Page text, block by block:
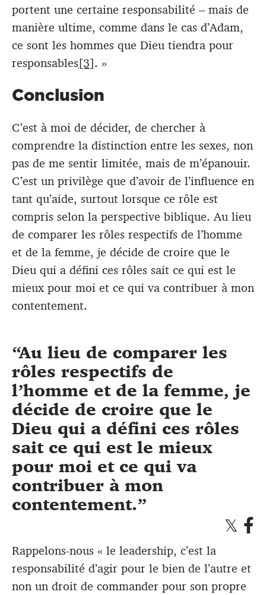
portent une certaine responsabilité – mais de
manière ultime, comme dans le cas d’Adam,
ce sont les hommes que Dieu tiendra pour
responsables[3]. »
Conclusion
C’est à moi de décider, de chercher à
comprendre la distinction entre les sexes, non
pas de me sentir limitée, mais de m’épanouir.
C’est un privilège que d’avoir de l’influence en
tant qu’aide, surtout lorsque ce rôle est
compris selon la perspective biblique. Au lieu
de comparer les rôles respectifs de l’homme
et de la femme, je décide de croire que le
Dieu qui a défini ces rôles sait ce qui est le
mieux pour moi et ce qui va contribuer à mon
contentement.
Au lieu de comparer les
rôles respectifs de
l’homme et de la femme, je
décide de croire que le
Dieu qui a défini ces rôles
sait ce qui est le mieux
pour moi et ce qui va
contribuer à mon
contentement.
Rappelons-nous « le leadership, c’est la
responsabilité d’agir pour le bien de l’autre et
non un droit de commander pour son propre